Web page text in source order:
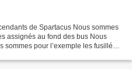
de Spartacus Nous sommes
assignés au fond des bus Nous
sommes pour l’exemple les fusillés